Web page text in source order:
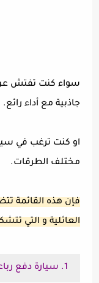
سواء كنت تفتش عن
جاذبية مع أداء رائع.
او كنت ترغب في
مختلف الطرقات.
فإن هذه القائمة
العائلية و التي
1. سيارة دفع رباعي أودي Q5